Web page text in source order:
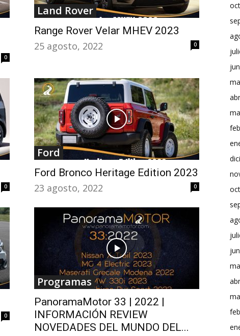
0
Land Rover
Range Rover Velar MHEV 2023
25 agosto, 2022
0
0
Ford
Ford Bronco Heritage Edition 2023
23 agosto, 2022
0
0
Programas
PanoramaMotor 33 | 2022 |
INFORMACIÓN REVIEW
NOVEDADES DEL MUNDO DEL...